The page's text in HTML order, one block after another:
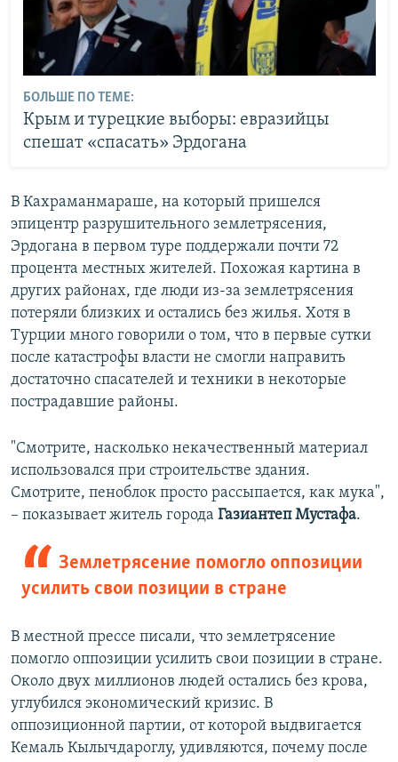
БОЛЬШЕ ПО ТЕМЕ:
Крым и турецкие выборы: евразийцы
спешат «спасать» Эрдогана
В Кахраманмараше, на который пришелся
эпицентр разрушительного землетрясения,
Эрдогана в первом туре поддержали почти 72
процента местных жителей. Похожая картина в
других районах, где люди из-за землетрясения
потеряли близких и остались без жилья. Хотя в
Турции много говорили о том, что в первые сутки
после катастрофы власти не смогли направить
достаточно спасателей и техники в некоторые
пострадавшие районы.
"Смотрите, насколько некачественный материал
использовался при строительстве здания.
Смотрите, пеноблок просто рассыпается, как мука",
– показывает житель города Газиантеп Мустафа.
Землетрясение помогло оппозиции
усилить свои позиции в стране
В местной прессе писали, что землетрясение
помогло оппозиции усилить свои позиции в стране.
Около двух миллионов людей остались без крова,
углубился экономический кризис. В
оппозиционной партии, от которой выдвигается
Кемаль Кылычдароглу, удивляются, почему после